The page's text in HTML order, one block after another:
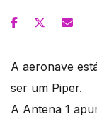
A aeronave
ser um Piper.
A Antena 1